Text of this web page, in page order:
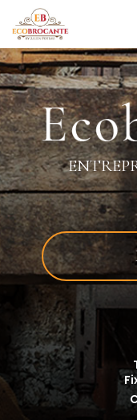
contenu
principal